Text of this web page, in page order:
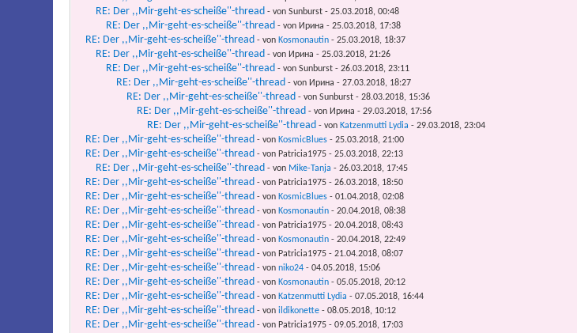
RE: Der ,,Mir-geht-es-scheiße''-thread - von Sunburst - 25.03.2018, 00:48
RE: Der ,,Mir-geht-es-scheiße''-thread - von Ирина - 25.03.2018, 17:38
RE: Der ,,Mir-geht-es-scheiße''-thread - von Kosmonautin- 25.03.2018, 18:37
RE: Der ,,Mir-geht-es-scheiße''-thread - von Ирина - 25.03.2018, 21:26
RE: Der ,,Mir-geht-es-scheiße''-thread - von Sunburst - 26.03.2018, 23:11
RE: Der ,,Mir-geht-es-scheiße''-thread - von Ирина - 27.03.2018, 18:27
RE: Der ,,Mir-geht-es-scheiße''-thread - von Sunburst - 28.03.2018, 15:36
RE: Der ,,Mir-geht-es-scheiße''-thread - von Ирина - 29.03.2018, 17:56
RE: Der ,,Mir-geht-es-scheiße''-thread - von Katzenmutti Lydia - 29.03.2018, 23:04
RE: Der ,,Mir-geht-es-scheiße''-thread - von KosmicBlues- 25.03.2018, 21:00
RE: Der ,,Mir-geht-es-scheiße''-thread - von Patricia1975 - 25.03.2018, 22:13
RE: Der ,,Mir-geht-es-scheiße''-thread - von Mike-Tanja - 26.03.2018, 17:45
RE: Der ,,Mir-geht-es-scheiße''-thread - von Patricia1975 - 26.03.2018, 18:50
RE: Der ,,Mir-geht-es-scheiße''-thread - von KosmicBlues- 01.04.2018, 02:08
RE: Der ,,Mir-geht-es-scheiße''-thread - von Kosmonautin- 20.04.2018, 08:38
RE: Der ,,Mir-geht-es-scheiße''-thread - von Patricia1975 - 20.04.2018, 08:43
RE: Der ,,Mir-geht-es-scheiße''-thread - von Kosmonautin- 20.04.2018, 22:49
RE: Der ,,Mir-geht-es-scheiße''-thread - von Patricia1975 - 21.04.2018, 08:07
RE: Der ,,Mir-geht-es-scheiße''-thread - von niko24- 04.05.2018, 15:06
RE: Der ,,Mir-geht-es-scheiße''-thread - von Kosmonautin- 05.05.2018, 20:12
RE: Der ,,Mir-geht-es-scheiße''-thread - von Katzenmutti Lydia - 07.05.2018, 16:44
RE: Der ,,Mir-geht-es-scheiße''-thread - von ildikonette- 08.05.2018, 10:12
RE: Der ,,Mir-geht-es-scheiße''-thread - von Patricia1975 - 09.05.2018, 17:03